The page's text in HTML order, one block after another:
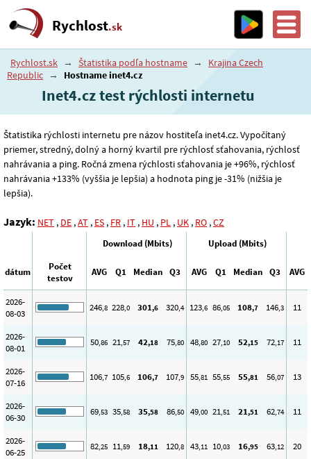
Rychlost.sk
Rychlost.sk → Štatistika podľa hostname →
Krajina Czech
Republic → Hostname inet4.cz
Inet4.cz test rýchlosti internetu
Štatistika rýchlosti internetu pre názov hostiteľa inet4.cz. Vypočítaný
priemer, stredný, dolný a horný kvartil pre rýchlosť sťahovania, rýchlosť
nahrávania a ping. Ročná zmena rýchlosti sťahovania je +96%, rýchlosť
nahrávania +133% (vyššia je lepšia) a hodnota ping je -31% (nižšia je
lepšia).
Jazyk: NET , DE ,AT , ES , FR , IT , HU , PL , UK , RO ,CZ
Download (Mbits) Upload (Mbits)
dátum
Počet
testov
AVG Q1 Median Q3 AVG Q1 Median Q3 AVG
2026-
08-03
246,8 228,0 301,6 320,4 123,6 86,05 108,7 146,3 11
2026-
08-01
50,86 21,57 42,18 75,80 48,80 27,10 52,15 72,17 11
2026-
07-16
106,7 105,6 106,7 107,9 55,81 55,55 55,81 56,07 13
2026-
06-30
69,53 35,58 35,58 86,50 49,00 21,51 21,51 62,74 11
2026-
06-25
82,25 11,59 18,11 120,8 43,11 10,03 16,95 63,12 20